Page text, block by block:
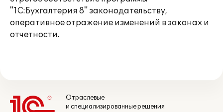
"1С:Бухгалтерия 8" законодательству,
оперативное отражение изменений в законах и
отчетности.
Отраслевые
и специализированные решения